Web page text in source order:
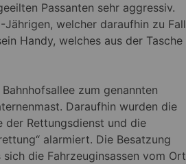
Passanten sehr aggressiv.
welcher daraufhin zu Fall
Handy, welches aus der Tasche
zum genannten
Daraufhin wurden die
der Rettungsdienst und die
alarmiert. Die Besatzung
die Fahrzeuginsassen vom Ort